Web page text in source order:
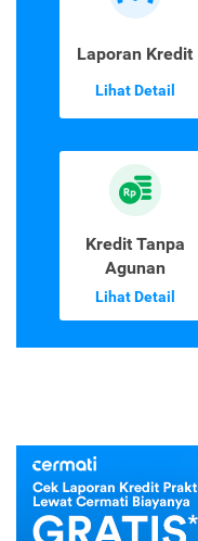
Laporan Kredit
Lihat Detail
Kredit Tanpa
Agunan
Lihat Detail